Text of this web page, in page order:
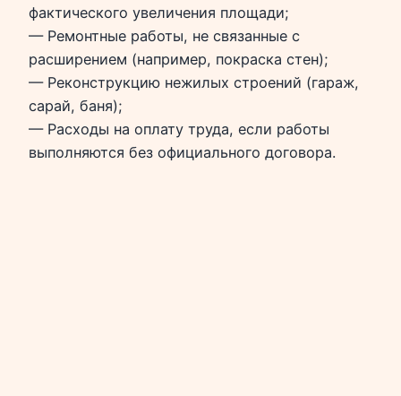
фактического увеличения площади;
— Ремонтные работы, не связанные с
расширением (например, покраска стен);
— Реконструкцию нежилых строений (гараж,
сарай, баня);
— Расходы на оплату труда, если работы
выполняются без официального договора.